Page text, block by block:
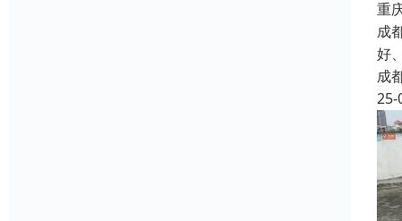
重
成
好
成
25-